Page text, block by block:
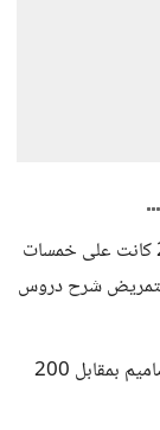
أول تجربة لي في العمل الحر أونلاين 2020 كانت على خمسات
شرح دروس
أوفلاين كانت في2021 كانت عمل ثلاثة تصاميم بمقابل 200